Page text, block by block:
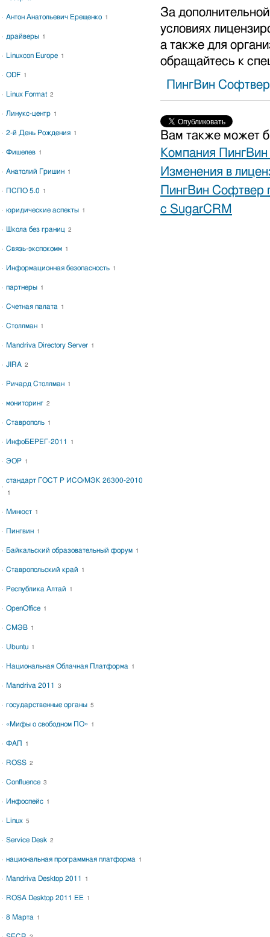
За
условиях
а также для
обращайтесь к
ПингВин Софтвер
Вам также может
Компания
Изменения в
ПингВин Софтвер
с SugarCRM
Антон Анатольевич Ерещенко 1
драйверы 1
Linuxcon Europe 1
ODF 1
Linux Format 2
Линукс-центр 1
2-й День Рождения 1
Фишелев 1
Анатолий Гришин 1
ПСПО 5.0 1
юридические аспекты 1
Школа без границ 2
Связь-экспокомм 1
Информационная безопасность 1
партнеры 1
Счетная палата 1
Столлман 1
Mandriva Directory Server 1
JIRA 2
Ричард Столлман 1
мониторинг 2
Ставрополь 1
ИнфоБЕРЕГ-2011 1
ЭОР 1
стандарт ГОСТ Р ИСО/МЭК 26300-2010
1
Минюст 1
Пингвин 1
Байкальский образовательный форум 1
Ставропольский край 1
Республика Алтай 1
OpenOffice 1
СМЭВ 1
Ubuntu 1
Национальная Облачная Платформа 1
Mandriva 2011 3
государственные органы 5
«Мифы о свободном ПО» 1
ФАП 1
ROSS 2
Confluence 3
Инфоспейс 1
Linux 5
Service Desk 2
национальная программная платформа 1
Mandriva Desktop 2011 1
ROSA Desktop 2011 EE 1
8 Марта 1